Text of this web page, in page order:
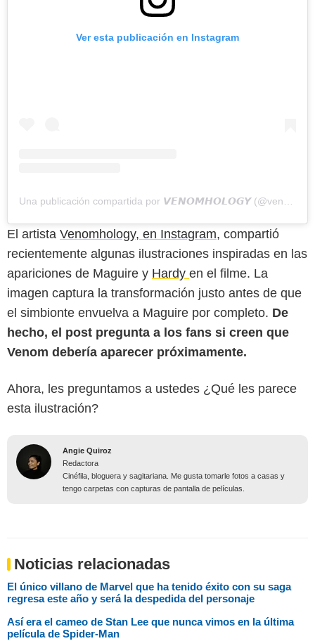
Ver esta publicación en Instagram
El artista Venomhology, en Instagram, compartió
recientemente algunas ilustraciones inspiradas en las
apariciones de Maguire y Hardy en el filme. La
imagen captura la transformación justo antes de que
el simbionte envuelva a Maguire por completo. De
hecho, el post pregunta a los fans si creen que
Venom debería aparecer próximamente.
Ahora, les preguntamos a ustedes ¿Qué les parece
esta ilustración?
Angie Quiroz
Redactora
Cinéfila, bloguera y sagitariana. Me gusta tomarle fotos a casas y
tengo carpetas con capturas de pantalla de películas.
Noticias relacionadas
El único villano de Marvel que ha tenido éxito con su saga
regresa este año y será la despedida del personaje
Así era el cameo de Stan Lee que nunca vimos en la última
película de Spider-Man